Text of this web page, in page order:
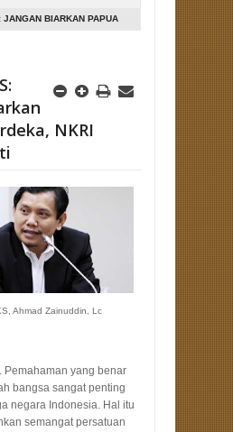
BIARKAN PAPUA
NKRI
Ahmad Zainuddin, Lc
Pemahaman yang benar
bangsa sangat penting
negara Indonesia. Hal itu
semangat persatuan